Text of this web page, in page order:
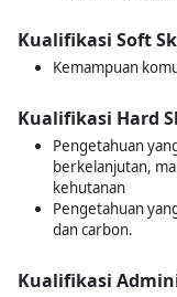
Kualifikasi Soft
Kemampuan
Kualifikasi Hard
Pengetahuan
berkelanjutan,
kehutanan
Pengetahuan
dan carbon.
Kualifikasi